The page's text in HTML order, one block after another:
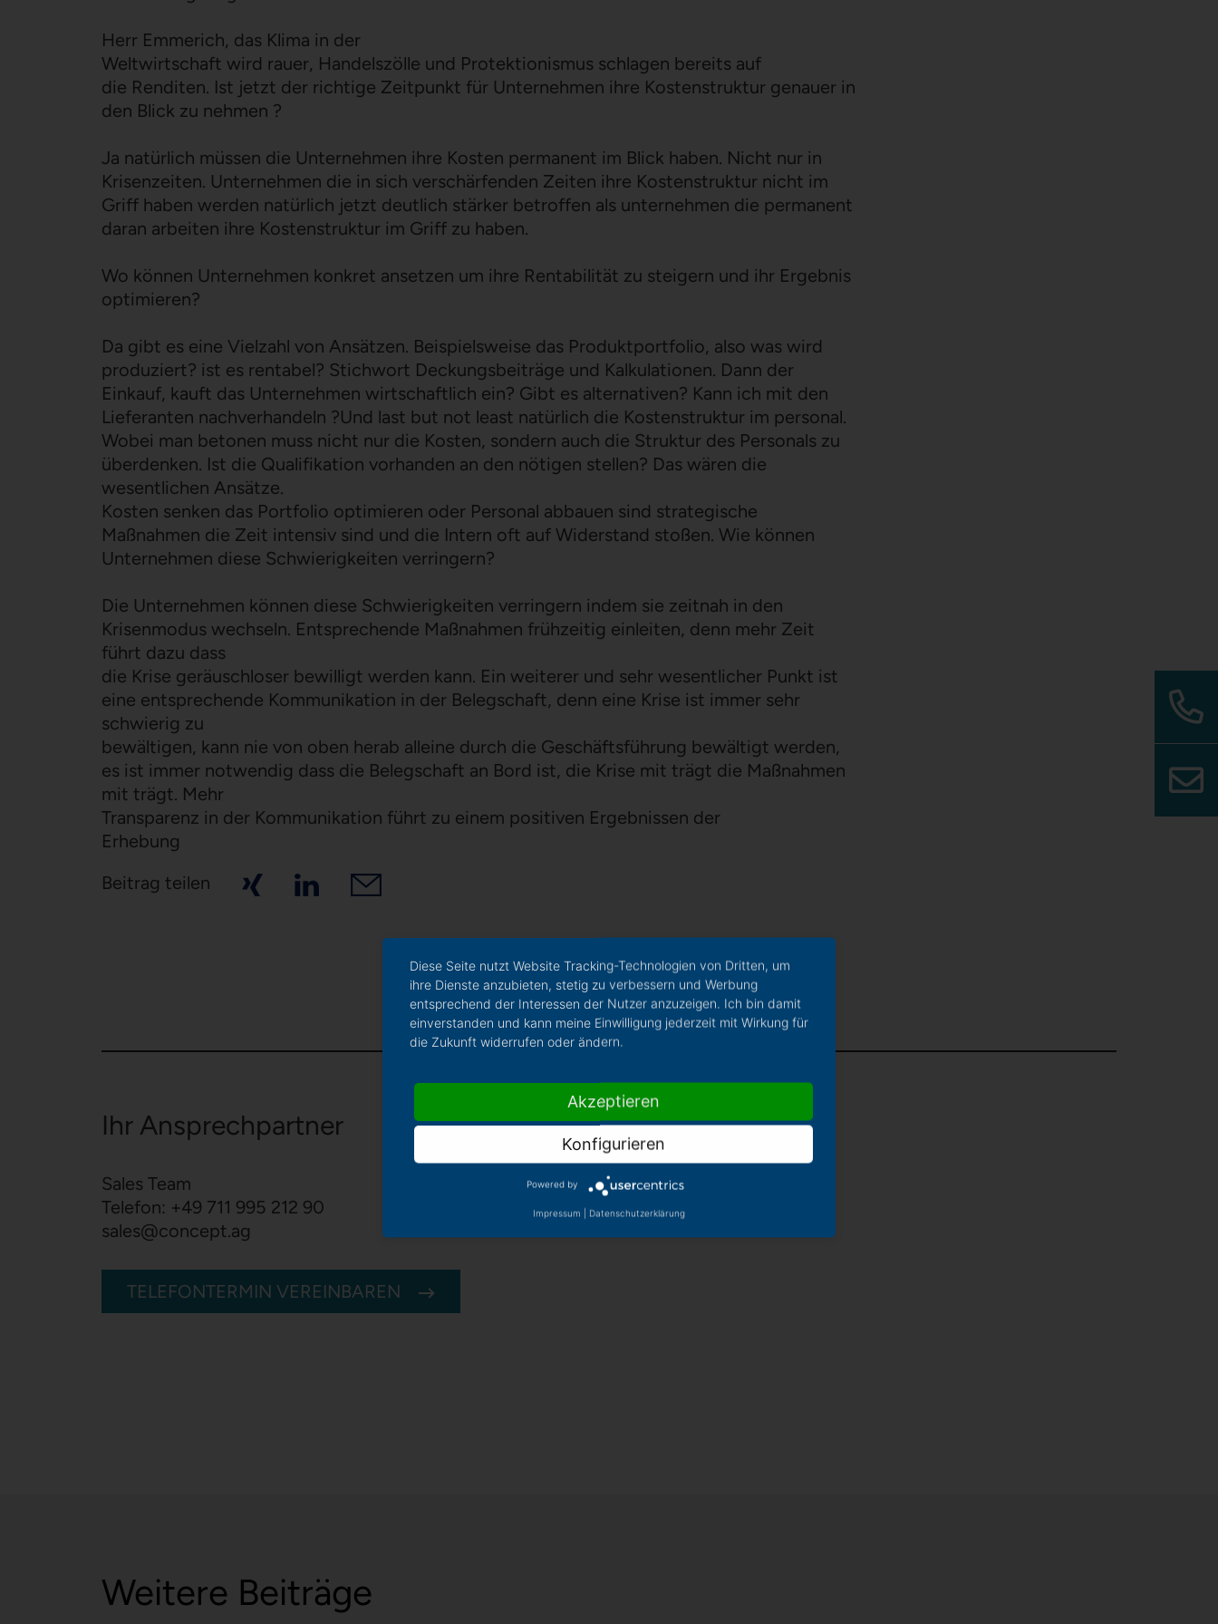
Herr Emmerich, das Klima in der
Weltwirtschaft wird rauer, Handelszölle und Protektionismus schlagen bereits auf
die Renditen. Ist jetzt der richtige Zeitpunkt für Unternehmen ihre Kostenstruktur genauer in
den Blick zu nehmen ?
Ja natürlich müssen die Unternehmen ihre Kosten permanent im Blick haben. Nicht nur in
Krisenzeiten. Unternehmen die in sich verschärfenden Zeiten ihre Kostenstruktur nicht im
Griff haben werden natürlich jetzt deutlich stärker betroffen als unternehmen die permanent
daran arbeiten ihre Kostenstruktur im Griff zu haben.
Wo können Unternehmen konkret ansetzen um ihre Rentabilität zu steigern und ihr Ergebnis
optimieren?
Da gibt es eine Vielzahl von Ansätzen. Beispielsweise das Produktportfolio, also was wird
produziert? ist es rentabel? Stichwort Deckungsbeiträge und Kalkulationen. Dann der
Einkauf, kauft das Unternehmen wirtschaftlich ein? Gibt es alternativen? Kann ich mit den
Lieferanten nachverhandeln ?Und last but not least natürlich die Kostenstruktur im personal.
Wobei man betonen muss nicht nur die Kosten, sondern auch die Struktur des Personals zu
überdenken. Ist die Qualifikation vorhanden an den nötigen stellen? Das wären die
wesentlichen Ansätze.
Kosten senken das Portfolio optimieren oder Personal abbauen sind strategische
Maßnahmen die Zeit intensiv sind und die Intern oft auf Widerstand stoßen. Wie können
Unternehmen diese Schwierigkeiten verringern?
Die Unternehmen können diese Schwierigkeiten verringern indem sie zeitnah in den
Krisenmodus wechseln. Entsprechende Maßnahmen frühzeitig einleiten, denn mehr Zeit
führt dazu dass
die Krise geräuschloser bewilligt werden kann. Ein weiterer und sehr wesentlicher Punkt ist
eine entsprechende Kommunikation in der Belegschaft, denn eine Krise ist immer sehr
schwierig zu
bewältigen, kann nie von oben herab alleine durch die Geschäftsführung bewältigt werden,
es ist immer notwendig dass die Belegschaft an Bord ist, die Krise mit trägt die Maßnahmen
mit trägt. Mehr
Transparenz in der Kommunikation führt zu einem positiven Ergebnissen der
Erhebung
Beitrag teilen
Ihr Ansprechpartner
Sales Team
Telefon: +49 711 995 212 90
sales@concept.ag
TELEFONTERMIN VEREINBAREN
Weitere Beiträge
Diese Seite nutzt Website Tracking-Technologien von Dritten, um
ihre Dienste anzubieten, stetig zu verbessern und Werbung
entsprechend der Interessen der Nutzer anzuzeigen. Ich bin damit
einverstanden und kann meine Einwilligung jederzeit mit Wirkung für
die Zukunft widerrufen oder ändern.
Akzeptieren
Konfigurieren
Powered by
Impressum Datenschutzerklärung